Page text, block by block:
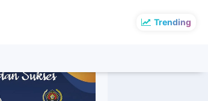
Trending